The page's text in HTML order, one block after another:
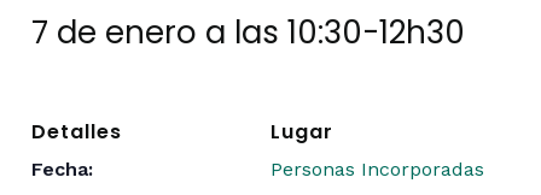
7 de enero a las 10:30-12h30
Detalles
Fecha:
Lugar
Personas Incorporadas